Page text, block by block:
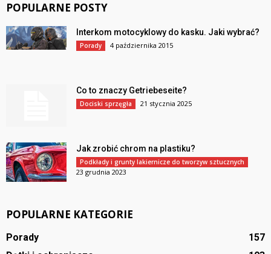
POPULARNE POSTY
Interkom motocyklowy do kasku. Jaki wybrać?
Porady 4 października 2015
Co to znaczy Getriebeseite?
Dociski sprzęgła 21 stycznia 2025
Jak zrobić chrom na plastiku?
Podkłady i grunty lakiernicze do tworzyw sztucznych
23 grudnia 2023
POPULARNE KATEGORIE
Porady
157